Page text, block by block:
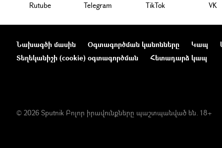
Rutube Telegram ТikТоk VK
Նախագծի մասին Օգտագործման կանոնները Կապ
Տեղեկանիշի (cookie) օգտագործման
Հետադարձ կապ
© 2026 Sputnik Բոլոր իրավունքները պաշտպանված են. 18+